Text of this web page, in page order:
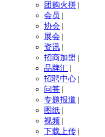
团购火拼 |
会员 |
协会 |
展会 |
资讯 |
招商加盟 |
品牌汇 |
招聘中心 |
问答 |
专题报道 |
图纸 |
视频 |
下载上传 |